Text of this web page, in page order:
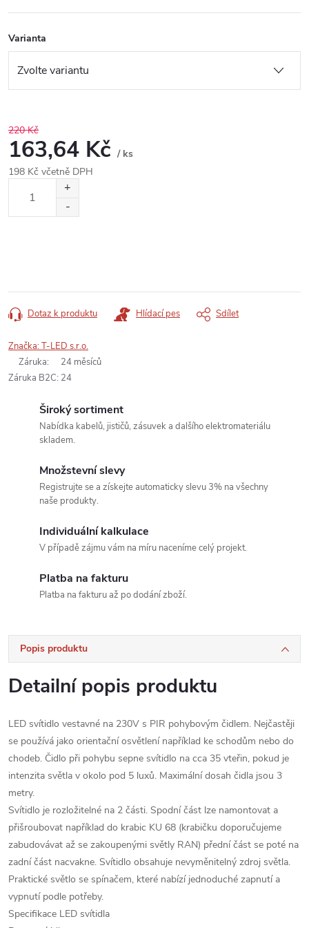
Varianta
220 Kč
163,64 Kč / ks
198 Kč včetně DPH
Dotaz k produktu Hlídací pes Sdílet
Značka:T-LED s.r.o.
Záruka:
24 měsíců
Záruka B2C: 24
Široký sortiment
Nabídka kabelů, jističů, zásuvek a dalšího elektromateriálu
skladem.
Množstevní slevy
Registrujte se a získejte automaticky slevu 3% na všechny
naše produkty.
Individuální kalkulace
V případě zájmu vám na míru naceníme celý projekt.
Platba na fakturu
Platba na fakturu až po dodání zboží.
Popis produktu
Detailní popis produktu
LED svítidlo vestavné na 230V s PIR pohybovým čidlem. Nejčastěji
se používá jako orientační osvětlení například ke schodům nebo do
chodeb. Čidlo při pohybu sepne svítidlo na cca 35 vteřin, pokud je
intenzita světla v okolo pod 5 luxů. Maximální dosah čidla jsou 3
metry.
Svítidlo je rozložitelné na 2 části. Spodní část lze namontovat a
přišroubovat například do krabic KU 68 (krabičku doporučujeme
zabudovávat až se zakoupenými světly RAN) přední část se poté na
zadní část nacvakne. Svítidlo obsahuje nevyměnitelný zdroj světla.
Praktické světlo se spínačem, které nabízí jednoduché zapnutí a
vypnutí podle potřeby.
Specifikace LED svítidla